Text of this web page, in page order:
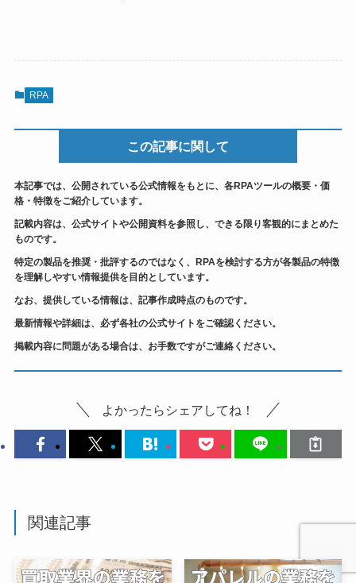
RPA
この記事に関して
本記事では、公開されている公式情報をもとに、各RPAツールの概要・価
格・特徴をご紹介しています。
記載内容は、公式サイトや公開資料を参照し、できる限り客観的にまとめた
ものです。
特定の製品を推奨・批評するのではなく、RPAを検討する方が各製品の特徴
を理解しやすい情報提供を目的としています。
なお、提供している情報は、記事作成時点のものです。
最新情報や詳細は、必ず各社の公式サイトをご確認ください。
掲載内容に問題がある場合は、お手数ですがご連絡ください。
よかったらシェアしてね！
関連記事